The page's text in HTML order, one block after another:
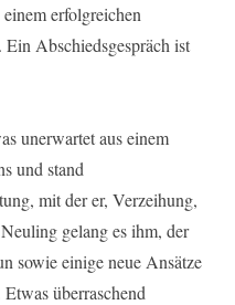
erfolgreichen
Abschiedsgespräch ist
unerwartet aus einem
und stand
mit der er, Verzeihung,
gelang es ihm, der
sowie einige neue Ansätze
überraschend